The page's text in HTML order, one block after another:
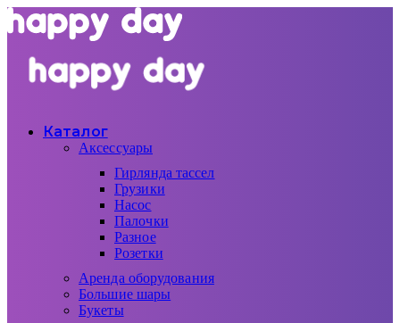
Каталог
Аксессуары
Гирлянда тассел
Грузики
Насос
Палочки
Разное
Розетки
Аренда оборудования
Большие шары
Букеты